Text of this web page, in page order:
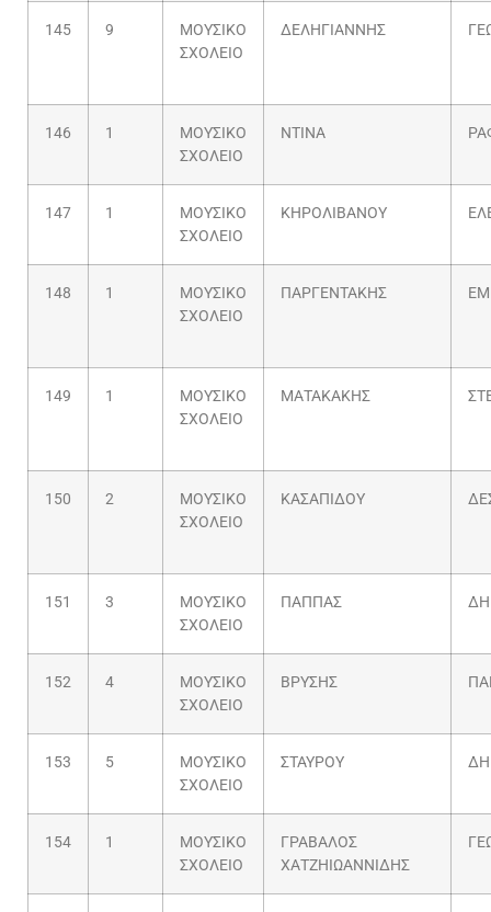
145 9
ΜΟΥΣΙΚΟ
ΣΧΟΛΕΙΟ
ΔΕΛΗΓΙΑΝΝΗΣ
146 1
ΜΟΥΣΙΚΟ
ΣΧΟΛΕΙΟ
ΝΤΙΝΑ
147 1
ΜΟΥΣΙΚΟ
ΣΧΟΛΕΙΟ
ΚΗΡΟΛΙΒΑΝΟΥ
148 1
ΜΟΥΣΙΚΟ
ΣΧΟΛΕΙΟ
ΠΑΡΓΕΝΤΑΚΗΣ
149 1
ΜΟΥΣΙΚΟ
ΣΧΟΛΕΙΟ
ΜΑΤΑΚΑΚΗΣ
150 2
ΜΟΥΣΙΚΟ
ΣΧΟΛΕΙΟ
ΚΑΣΑΠΙΔΟΥ
151 3
ΜΟΥΣΙΚΟ
ΣΧΟΛΕΙΟ
ΠΑΠΠΑΣ
152 4
ΜΟΥΣΙΚΟ
ΣΧΟΛΕΙΟ
ΒΡΥΣΗΣ
153 5
ΜΟΥΣΙΚΟ
ΣΧΟΛΕΙΟ
ΣΤΑΥΡΟΥ
154 1
ΜΟΥΣΙΚΟ
ΣΧΟΛΕΙΟ
ΓΡΑΒΑΛΟΣ
ΧΑΤΖΗΙΩΑΝΝΙΔΗΣ